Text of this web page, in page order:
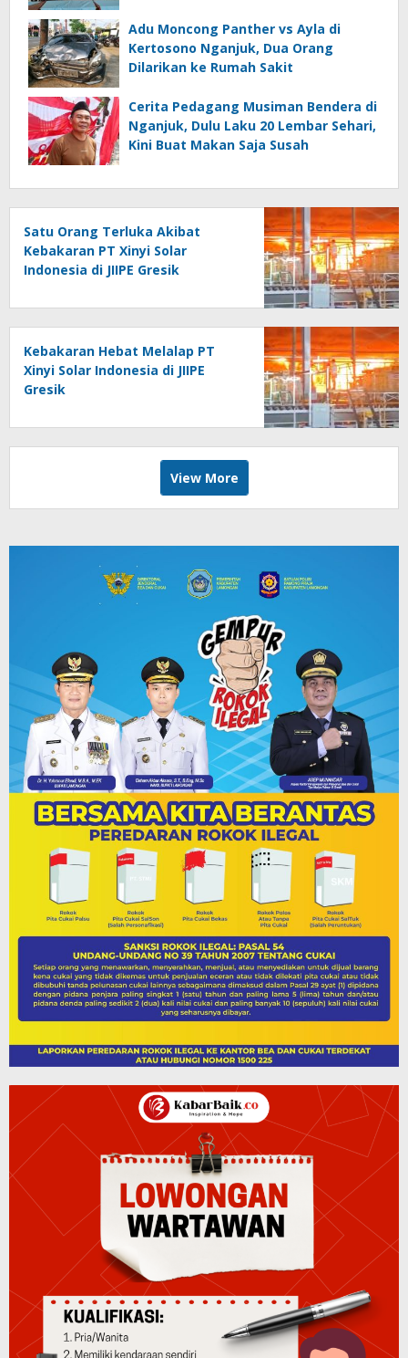
Adu Moncong Panther vs Ayla di
Kertosono Nganjuk, Dua Orang
Dilarikan ke Rumah Sakit
Cerita Pedagang Musiman Bendera di
Nganjuk, Dulu Laku 20 Lembar Sehari,
Kini Buat Makan Saja Susah
Satu Orang Terluka Akibat
Kebakaran PT Xinyi Solar
Indonesia di JIIPE Gresik
Kebakaran Hebat Melalap PT
Xinyi Solar Indonesia di JIIPE
Gresik
View More